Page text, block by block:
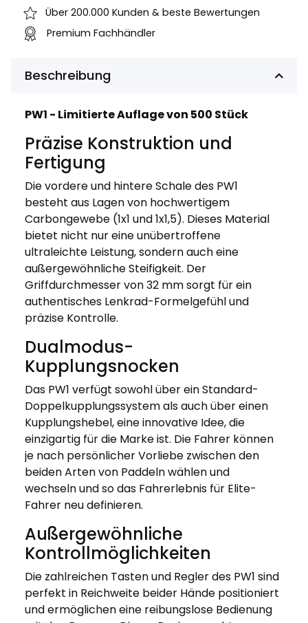
Über 200.000 Kunden & beste Bewertungen
Premium Fachhändler
Beschreibung
PW1 - Limitierte Auflage von 500 Stück
Präzise Konstruktion und
Fertigung
Die vordere und hintere Schale des PW1
besteht aus Lagen von hochwertigem
Carbongewebe (1x1 und 1x1,5). Dieses Material
bietet nicht nur eine unübertroffene
ultraleichte Leistung, sondern auch eine
außergewöhnliche Steifigkeit. Der
Griffdurchmesser von 32 mm sorgt für ein
authentisches Lenkrad-Formelgefühl und
präzise Kontrolle.
Dualmodus-
Kupplungsnocken
Das PW1 verfügt sowohl über ein Standard-
Doppelkupplungssystem als auch über einen
Kupplungshebel, eine innovative Idee, die
einzigartig für die Marke ist. Die Fahrer können
je nach persönlicher Vorliebe zwischen den
beiden Arten von Paddeln wählen und
wechseln und so das Fahrerlebnis für Elite-
Fahrer neu definieren.
Außergewöhnliche
Kontrollmöglichkeiten
Die zahlreichen Tasten und Regler des PW1 sind
perfekt in Reichweite beider Hände positioniert
und ermöglichen eine reibungslose Bedienung